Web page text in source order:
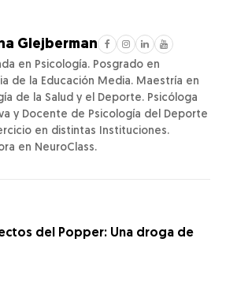
Glejberman
en Psicología. Posgrado en
de la Educación Media. Maestría en
de la Salud y el Deporte. Psicóloga
y Docente de Psicología del Deporte
en distintas Instituciones.
en NeuroClass.
del Popper: Una droga de